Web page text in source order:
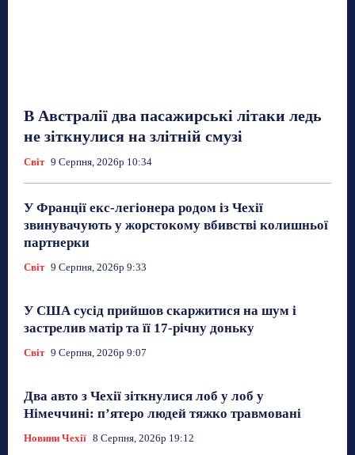
В Австралії два пасажирські літаки ледь
не зіткнулися на злітній смузі
Світ 9 Серпня, 2026р 10:34
У Франції екс-легіонера родом із Чехії
звинувачують у жорстокому вбивстві колишньої
партнерки
Світ 9 Серпня, 2026р 9:33
У США сусід прийшов скаржитися на шум і
застрелив матір та її 17-річну доньку
Світ 9 Серпня, 2026р 9:07
Два авто з Чехії зіткнулися лоб у лоб у
Німеччині: п’ятеро людей тяжко травмовані
Новини Чехії 8 Серпня, 2026р 19:12